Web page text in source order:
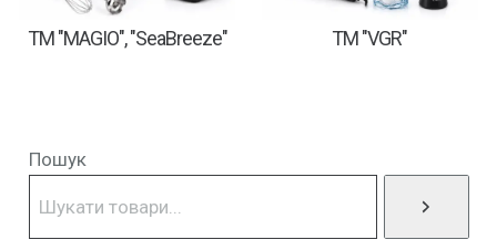
ТМ "MAGIO", "SeaBreeze" ТМ "VGR"
Пошук